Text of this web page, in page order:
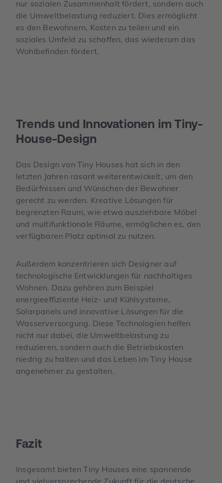
nur sozialen Zusammenhalt fördert, sondern auch
die Umweltbelastung reduziert. Dies ermöglicht
es den Bewohnern, Kosten zu teilen und ein
soziales Umfeld zu schaffen, das wiederum das
Wohlbefinden fördert.
Trends und Innova­tionen im Tiny-
House-Design
Das Design von Tiny Houses hat sich in den
letzten Jahren rasant weiterentwickelt, um den
Bedürfnissen und Wünschen der Bewohner
gerecht zu werden. Kreative Lösungen für
begrenzten Raum, wie etwa ausziehbare Möbel
und multifunktionale Räume, ermöglichen es, den
verfügbaren Platz optimal zu nutzen.
Außerdem konzentrieren sich Designer auf
technologische Entwicklungen für nachhaltiges
Wohnen. Dazu gehören zum Beispiel
energieeffiziente Heiz- und Kühlsysteme,
Solarpanels und innovative Lösungen für die
Wasserversorgung. Diese Technologien helfen
nicht nur dabei, die Umweltbelastung zu
reduzieren, sondern auch die Betriebskosten
niedrig zu halten und das Leben im Tiny House
angenehmer zu gestalten.
Fazit
Insgesamt bieten Tiny Houses eine spannende
und vielversprechende Zukunft für die deutsche